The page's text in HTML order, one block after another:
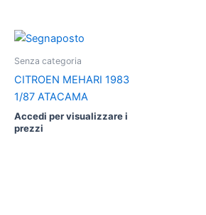
Senza categoria
CITROEN MEHARI 1983
1/87 ATACAMA
Accedi per visualizzare i
prezzi